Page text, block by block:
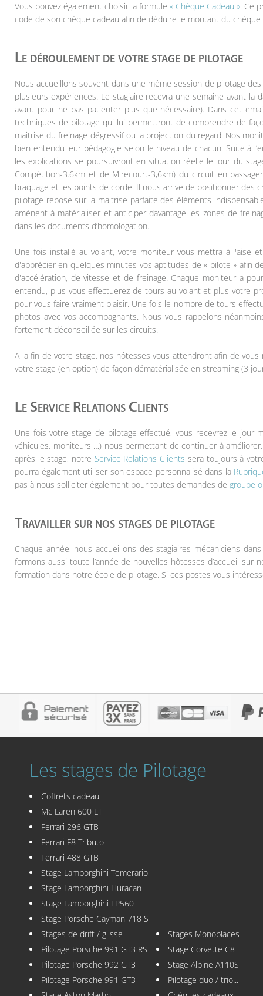
Vous pouvez également choisir la formule« Chèque Cadeau ». Ce
code de son chèque cadeau afin de déduire le montant du
Le déroulement de votre stage de pilotage
Nous accueillons souvent dans une même session de pilotage
plusieurs expériences. Le stagiaire recevra une semaine avant
avant pour ne pas patienter plus que nécessaire). Dans cet
techniques de pilotage qui lui permettront de comprendre de
maitrise du freinage dégressif ou la projection du regard. Nos
bien entendu leur pédagogie selon le niveau de chacun. Suite à
les explications se poursuivront en situation réelle le jour du
Compétition-3.6km et de Mirecourt-3,6km) du circuit en
braquage et les points de corde. Il nous arrive de positionner des
pilotage repose sur la maitrise parfaite des éléments
amènent à matérialiser et anticiper davantage les zones de
dans les documents d’homologation.
Une fois installé au volant, votre moniteur vous mettra à l'aise
d'apprécier en quelques minutes vos aptitudes de « pilote » afin
d'accélération, de vitesse et de freinage. Chaque moniteur a
entendu, plus vous effectuerez de tours au volant et plus votre
pour vous faire vraiment plaisir. Une fois le nombre de tours
photos avec vos accompagnants. Nous vous rappelons
fortement déconseillée sur les circuits.
A la fin de votre stage, nos hôtesses vous attendront afin de
votre stage (en option) de façon dématérialisée en streaming (3
Le Service Relations Clients
Une fois votre stage de pilotage effectué, vous recevrez le
véhicules, moniteurs …) nous permettant de continuer à
après le stage, notre Service Relations Clients sera toujours à
pourra également utiliser son espace personnalisé dans la
pas à nous solliciter également pour toutes demandes de groupe
Travailler sur nos stages de pilotage
Chaque année, nous accueillons des stagiaires mécaniciens
formons aussi toute l’année de nouvelles hôtesses d’accueil
formation dans notre école de pilotage. Si ces postes vous
Les stages de Pilotage
Coffrets cadeau
Mc Laren 600 LT
Ferrari 296 GTB
Ferrari F8 Tributo
Ferrari 488 GTB
Stage Lamborghini Temerario
Stage Lamborghini Huracan
Stage Lamborghini LP560
Stage Porsche Cayman 718 S
Stages de drift / glisse
Pilotage Porsche 991 GT3 RS
Pilotage Porsche 992 GT3
Pilotage Porsche 991 GT3
Stages Monoplaces
Stage Corvette C8
Stage Alpine A110S
Pilotage duo / trio...